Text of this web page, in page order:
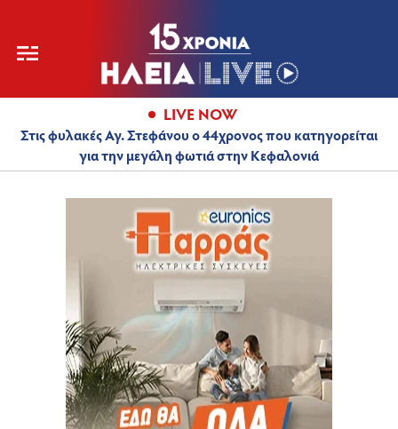
LIVE NOW
Στις φυλακές Αγ. Στεφάνου ο 44χρονος που κατηγορείται
για την μεγάλη φωτιά στην Κεφαλονιά